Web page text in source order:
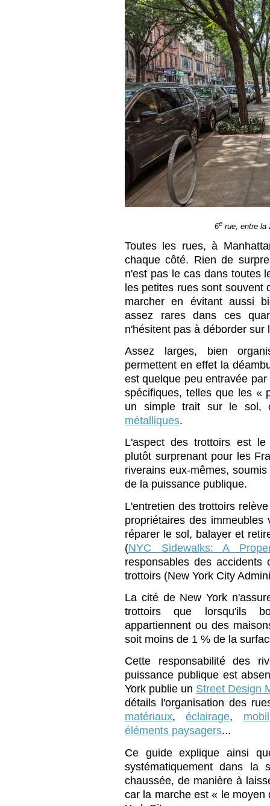
6e rue, entre la
Toutes les rues, à
chaque côté. Rien de
n'est pas le cas dans toutes
les petites rues sont souvent
marcher en évitant aussi
assez rares dans ces
n'hésitent pas à déborder sur
Assez larges, bien
permettent en effet la
est quelque peu entravée
spécifiques, telles que les «
un simple trait sur le sol,
métalliques.
L'aspect des trottoirs est
plutôt surprenant pour les
riverains eux-mêmes,
de la puissance publique.
L'entretien des trottoirs
propriétaires des
réparer le sol, balayer et
(NYC Sidewalks: A
responsables des
trottoirs (New York City
La cité de New York
trottoirs que lorsqu'ils
appartiennent ou des
soit moins de 1 % de la
Cette responsabilité des
puissance publique est
York publie un Street Design
détails l'organisation des
matériaux,éclairage,
éléments paysagers...
Ce guide explique ainsi
systématiquement dans
chaussée, de manière à
car la marche est « le